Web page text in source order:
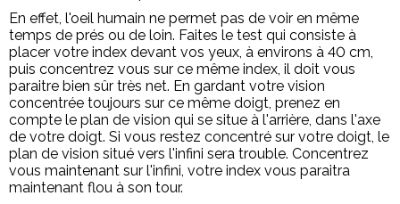
En effet, l'oeil humain ne permet pas de voir en même
temps de prés ou de loin. Faites le test qui consiste à
placer votre index devant vos yeux, à environs à 40 cm,
puis concentrez vous sur ce même index, il doit vous
paraitre bien sûr très net. En gardant votre vision
concentrée toujours sur ce même doigt, prenez en
compte le plan de vision qui se situe à l'arrière, dans l'axe
de votre doigt. Si vous restez concentré sur votre doigt, le
plan de vision situé vers l'infini sera trouble. Concentrez
vous maintenant sur l'infini, votre index vous paraitra
maintenant flou à son tour.